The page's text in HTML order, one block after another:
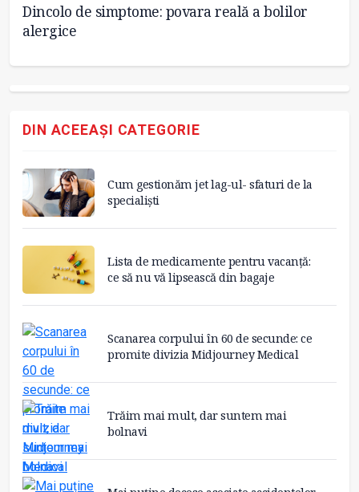
Dincolo de simptome: povara reală a bolilor
alergice
DIN ACEEAȘI CATEGORIE
Cum gestionăm jet lag-ul- sfaturi de la
specialiști
Lista de medicamente pentru vacanță:
ce să nu vă lipsească din bagaje
Scanarea corpului în 60 de secunde: ce
promite divizia Midjourney Medical
Trăim mai mult, dar suntem mai
bolnavi